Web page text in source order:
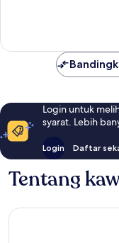
Login untuk
syarat. Lebih
Login Daftar
Tentang